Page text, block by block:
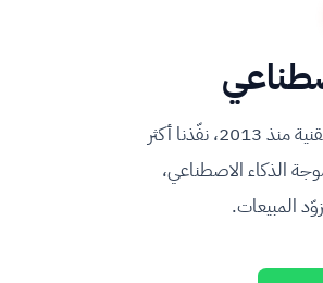
في IT PLUS بنحوّل الذكاء الاصطناعي من ضجّة إلى نتائج حقيقية لشركتك. شركة برمجة وحلول تقنية منذ 2013، نفّذنا أكثر
الذكاء الاصطناعي،
المبيعات.